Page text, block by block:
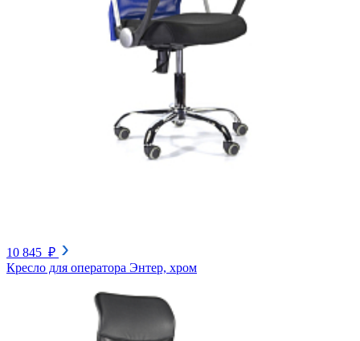
10 845 ₽
Кресло для оператора Энтер, хром